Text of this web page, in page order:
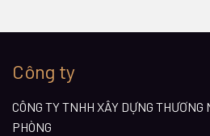
Công ty
CÔNG TY TNHH XÂY DỰNG
PHÒNG